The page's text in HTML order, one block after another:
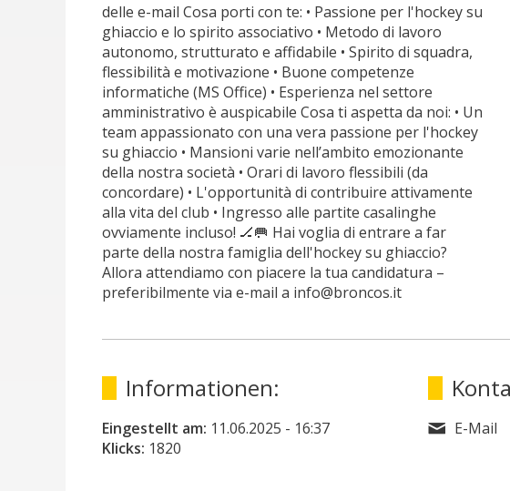
delle e-mail Cosa porti con te: • Passione per l'hockey su
ghiaccio e lo spirito associativo • Metodo di lavoro
autonomo, strutturato e affidabile • Spirito di squadra,
flessibilità e motivazione • Buone competenze
informatiche (MS Office) • Esperienza nel settore
amministrativo è auspicabile Cosa ti aspetta da noi: • Un
team appassionato con una vera passione per l'hockey
su ghiaccio • Mansioni varie nell’ambito emozionante
della nostra società • Orari di lavoro flessibili (da
concordare) • L'opportunità di contribuire attivamente
alla vita del club • Ingresso alle partite casalinghe
ovviamente incluso! 🏒🥅 Hai voglia di entrare a far
parte della nostra famiglia dell'hockey su ghiaccio?
Allora attendiamo con piacere la tua candidatura –
preferibilmente via e-mail a info@broncos.it
Informationen:
Eingestellt am: 11.06.2025 - 16:37
Klicks: 1820
E-Mail